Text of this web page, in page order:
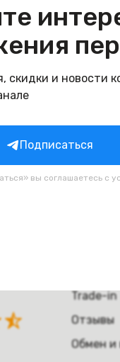
скидки и новости
Подписаться
вы соглашаетесь с
Trade-in
Отзывы
Обмен и